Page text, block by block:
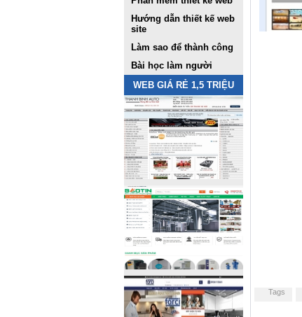
Hướng dẫn thiết kế web
site
Làm sao để thành công
Bài học làm người
WEB GIÁ RẺ 1,5 TRIỆU
Tags